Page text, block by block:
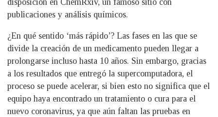
disposición en ChemRxiv, un famoso sitio con
publicaciones y análisis químicos.
¿En qué sentido ‘más rápido’? Las fases en las que se
divide la creación de un medicamento pueden llegar a
prolongarse incluso hasta 10 años. Sin embargo, gracias
a los resultados que entregó la supercomputadora, el
proceso se puede acelerar, si bien esto no significa que el
equipo haya encontrado un tratamiento o cura para el
nuevo coronavirus, ya que aún faltan las pruebas en